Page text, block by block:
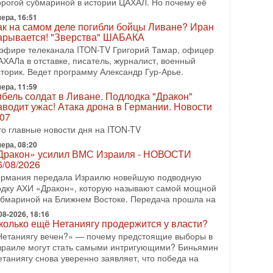
2026, 17:50
голос» Израиля: кто заберет его на этот
русскоязычных репатриантов не раз кардинально
политический ландшафт Израиля. Достаточно
взлет партии «Исраэль ба-алия», когда
2026, 17:00
закрытых дверей: о чём на самом деле
Трамп и Нетаньяху?
визит премьер-министра Израиля Биньямина
в США и его встреча с Дональдом Трампом
больше вопросов, чем ответов. Полная
07-2026, 15:18
готовит покушение на Нетаниягу! Трамп не
эскалации, но КСИР готовит взрыв!
телеканала ITON-TV СЕРГЕЙ МИГДАЛЬ,
по вопросам безопасности, офицер запаса
управления полиции Израиля, автор
07-2026, 09:02
за разоружение ХАМАСа - НОВОСТИ
07/2026
президент США Дональд Трамп заявил о
16:51
на самом деле погибли бойцы Ливане? Иран
"Зверства" ШАБАКА
телеканала ITON-TV Григорий Тамар, офицер
в отставке, писатель, журналист, военный
Ведет программу Александр Гур-Арье.
11:59
солдат в Ливане. Подлодка "Дракон"
ужас! Атака дрона в Германии. Новости
главные новости дня на ITON-TV
08:20
усилил ВМС Израиля - НОВОСТИ
08/2026
передала Израилю новейшую подводную
АХИ «Дракон», которую называют самой мощной
на Ближнем Востоке. Передача прошла на
2026, 18:16
ещё Нетаниягу продержится у власти?
вечен?» — почему предстоящие выборы в
могут стать самыми интригующими? Биньямин
снова уверенно заявляет, что победа на